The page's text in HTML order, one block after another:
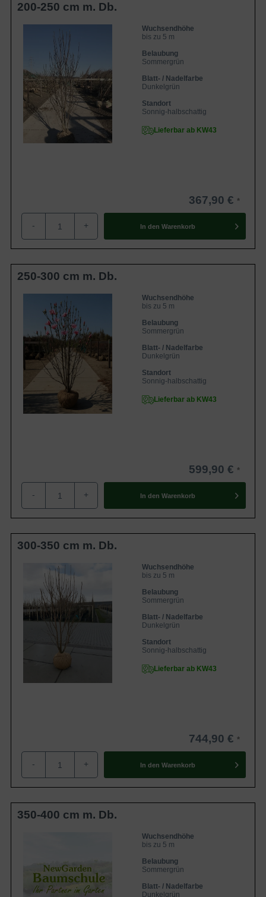
200-250 cm m. Db.
Wuchsendhöhe
bis zu 5 m
Belaubung
Sommergrün
Blatt- / Nadelfarbe
Dunkelgrün
Standort
Sonnig-halbschattig
Lieferbar ab KW43
367,90 €
- + In den Warenkorb
250-300 cm m. Db.
Wuchsendhöhe
bis zu 5 m
Belaubung
Sommergrün
Blatt- / Nadelfarbe
Dunkelgrün
Standort
Sonnig-halbschattig
Lieferbar ab KW43
599,90 €
- + In den Warenkorb
300-350 cm m. Db.
Wuchsendhöhe
bis zu 5 m
Belaubung
Sommergrün
Blatt- / Nadelfarbe
Dunkelgrün
Standort
Sonnig-halbschattig
Lieferbar ab KW43
744,90 €
- + In den Warenkorb
350-400 cm m. Db.
Wuchsendhöhe
bis zu 5 m
Belaubung
Sommergrün
Blatt- / Nadelfarbe
Dunkelgrün